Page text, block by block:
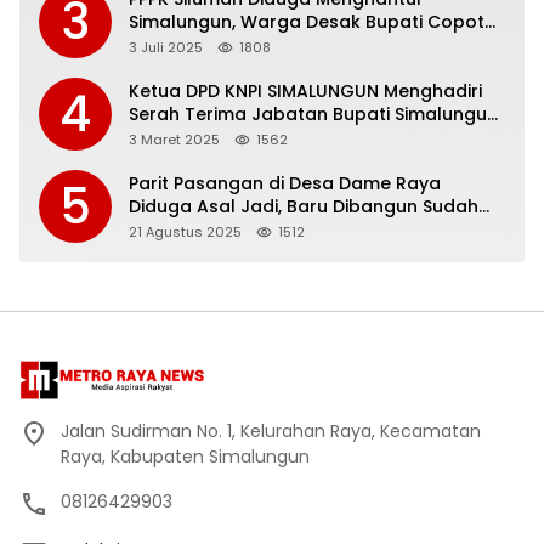
3
Simalungun, Warga Desak Bupati Copot
Jonni Saragih.
3 Juli 2025 1808
4
Ketua DPD KNPI SIMALUNGUN Menghadiri
Serah Terima Jabatan Bupati Simalungun
Periode 2021-2025 kepada Bupati
3 Maret 2025 1562
5
Parit Pasangan di Desa Dame Raya
Diduga Asal Jadi, Baru Dibangun Sudah
Retak, Bupati Anton Saragih Diminta
21 Agustus 2025 1512
Jalan Sudirman No. 1, Kelurahan Raya, Kecamatan
Raya, Kabupaten Simalungun
08126429903